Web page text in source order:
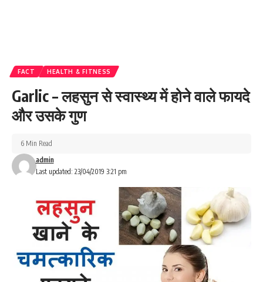
FACT HEALTH & FITNESS
Garlic – लहसुन से स्वास्थ्य में होने वाले फायदे
और उसके गुण
Last updated: 23/04/2019 3:21 pm
admin
6 Min Read